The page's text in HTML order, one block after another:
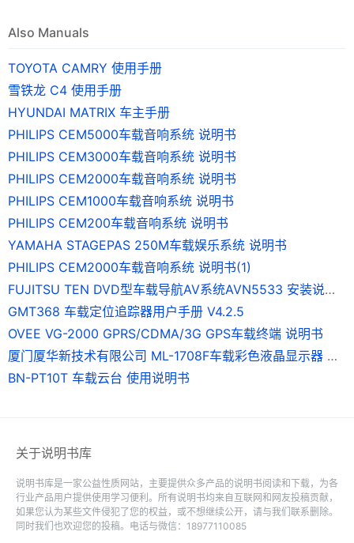
Also Manuals
TOYOTA CAMRY 使用手册
雪铁龙 C4 使用手册
HYUNDAI MATRIX 车主手册
PHILIPS CEM5000车载音响系统 说明书
PHILIPS CEM3000车载音响系统 说明书
PHILIPS CEM2000车载音响系统 说明书
PHILIPS CEM1000车载音响系统 说明书
PHILIPS CEM200车载音响系统 说明书
YAMAHA STAGEPAS 250M车载娱乐系统 说明书
PHILIPS CEM2000车载音响系统 说明书(1)
FUJITSU TEN DVD型车载导航AV系统AVN5533 安装说明书
GMT368 车载定位追踪器用户手册 V4.2.5
OVEE VG-2000 GPRS/CDMA/3G GPS车载终端 说明书
厦门厦华新技术有限公司 ML-1708F车载彩色液晶显示器 使用说明书
BN-PT10T 车载云台 使用说明书
关于说明书库
说明书库是一家公益性质网站，主要提供众多产品的说明书阅读和下载，为各
行业产品用户提供使用学习便利。所有说明书均来自互联网和网友投稿贡献，
如果您认为某些文件侵犯了您的权益，或不想继续公开，请与我们联系删除。
同时我们也欢迎您的投稿。电话与微信：18977110085